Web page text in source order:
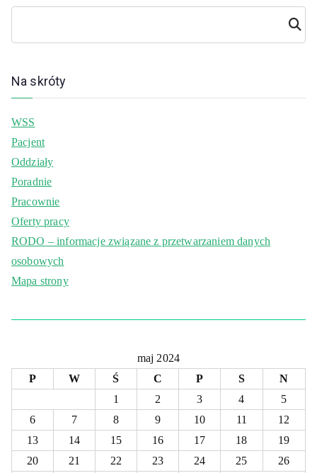
Szuka
j
Na skróty
WSS
Pacjent
Oddziały
Poradnie
Pracownie
Oferty pracy
RODO – informacje związane z przetwarzaniem danych
osobowych
Mapa strony
maj 2024
P
W Ś C P S
N
1
2 3 4
5
6
7 8 9 10 11
12
13
14 15 16 17 18
19
20
21 22 23 24 25
26